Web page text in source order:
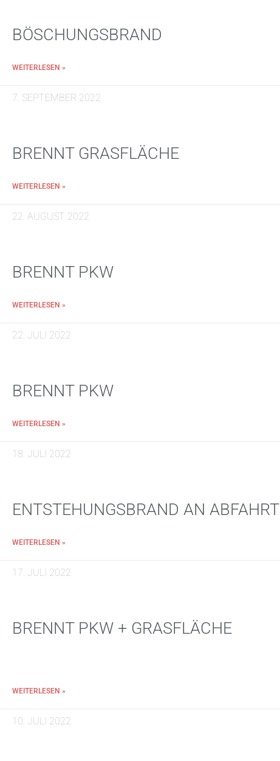
BÖSCHUNGSBRAND
WEITERLESEN »
7. SEPTEMBER 2022
BRENNT GRASFLÄCHE
WEITERLESEN »
22. AUGUST 2022
BRENNT PKW
WEITERLESEN »
22. JULI 2022
BRENNT PKW
WEITERLESEN »
18. JULI 2022
ENTSTEHUNGSBRAND AN ABFAHRT
WEITERLESEN »
17. JULI 2022
BRENNT PKW + GRASFLÄCHE
WEITERLESEN »
10. JULI 2022